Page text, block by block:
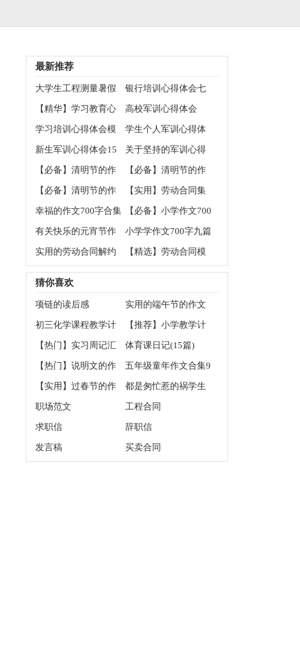
最新推荐
大学生工程测量暑假
实习心得体会
银行培训心得体会七
篇
【精华】学习教育心
得体会范文汇编7篇
高校军训心得体会
1000字
学习培训心得体会模
板集合八篇
学生个人军训心得体
会
新生军训心得体会15
篇
关于坚持的军训心得
体会
【必备】清明节的作
文700字集锦6篇
【必备】清明节的作
文100字集锦10篇
【必备】清明节的作
文100字集锦九篇
【实用】劳动合同集
合5篇
幸福的作文700字合集
九篇
【必备】小学作文700
字四篇
有关快乐的元宵节作
文100字汇编9篇
小学学作文700字九篇
实用的劳动合同解约
【精选】劳动合同模
猜你喜欢
项链的读后感
实用的端午节的作文
200字八篇
初三化学课程教学计
划
【推荐】小学教学计
划音乐范文汇总五篇
【热门】实习周记汇
总五篇
体育课日记(15篇)
【热门】说明文的作
文集合7篇
五年级童年作文合集9
篇
【实用】过春节的作
文500字7篇
都是匆忙惹的祸学生
优秀作文
职场范文 工程合同
求职信 辞职信
发言稿 买卖合同